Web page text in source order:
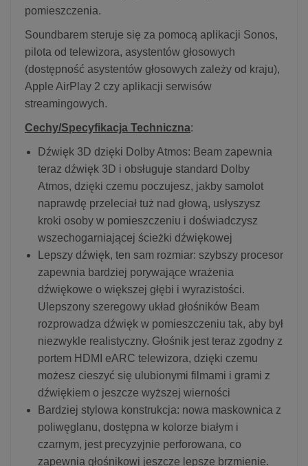
pomieszczenia.
Soundbarem steruje się za pomocą aplikacji Sonos,
pilota od telewizora, asystentów głosowych
(dostępność asystentów głosowych zależy od kraju),
Apple AirPlay 2 czy aplikacji serwisów
streamingowych.
Cechy/Specyfikacja Techniczna:
Dźwięk 3D dzięki Dolby Atmos: Beam zapewnia
teraz dźwięk 3D i obsługuje standard Dolby
Atmos, dzięki czemu poczujesz, jakby samolot
naprawdę przeleciał tuż nad głową, usłyszysz
kroki osoby w pomieszczeniu i doświadczysz
wszechogarniającej ścieżki dźwiękowej
Lepszy dźwięk, ten sam rozmiar: szybszy procesor
zapewnia bardziej porywające wrażenia
dźwiękowe o większej głębi i wyrazistości.
Ulepszony szeregowy układ głośników Beam
rozprowadza dźwięk w pomieszczeniu tak, aby był
niezwykle realistyczny. Głośnik jest teraz zgodny z
portem HDMI eARC telewizora, dzięki czemu
możesz cieszyć się ulubionymi filmami i grami z
dźwiękiem o jeszcze wyższej wierności
Bardziej stylowa konstrukcja: nowa maskownica z
poliwęglanu, dostępna w kolorze białym i
czarnym, jest precyzyjnie perforowana, co
zapewnia głośnikowi jeszcze lepsze brzmienie.